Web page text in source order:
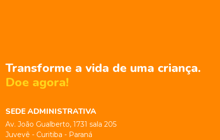
Transforme a vida de uma criança.
Doe agora!
SEDE ADMINISTRATIVA
Av. João Gualberto, 1731 sala 205
Juvevê - Curitiba - Paraná